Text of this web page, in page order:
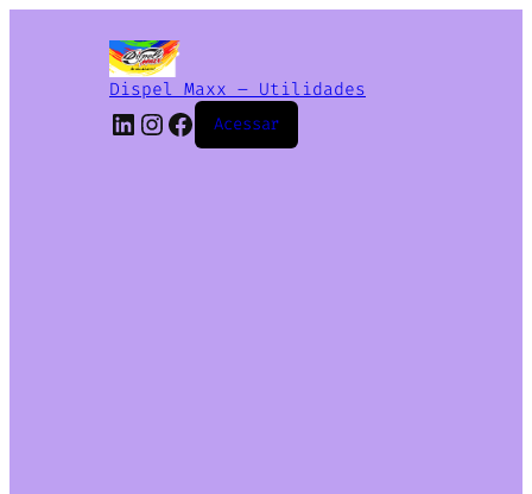
Dispel Maxx – Utilidades
Acessar